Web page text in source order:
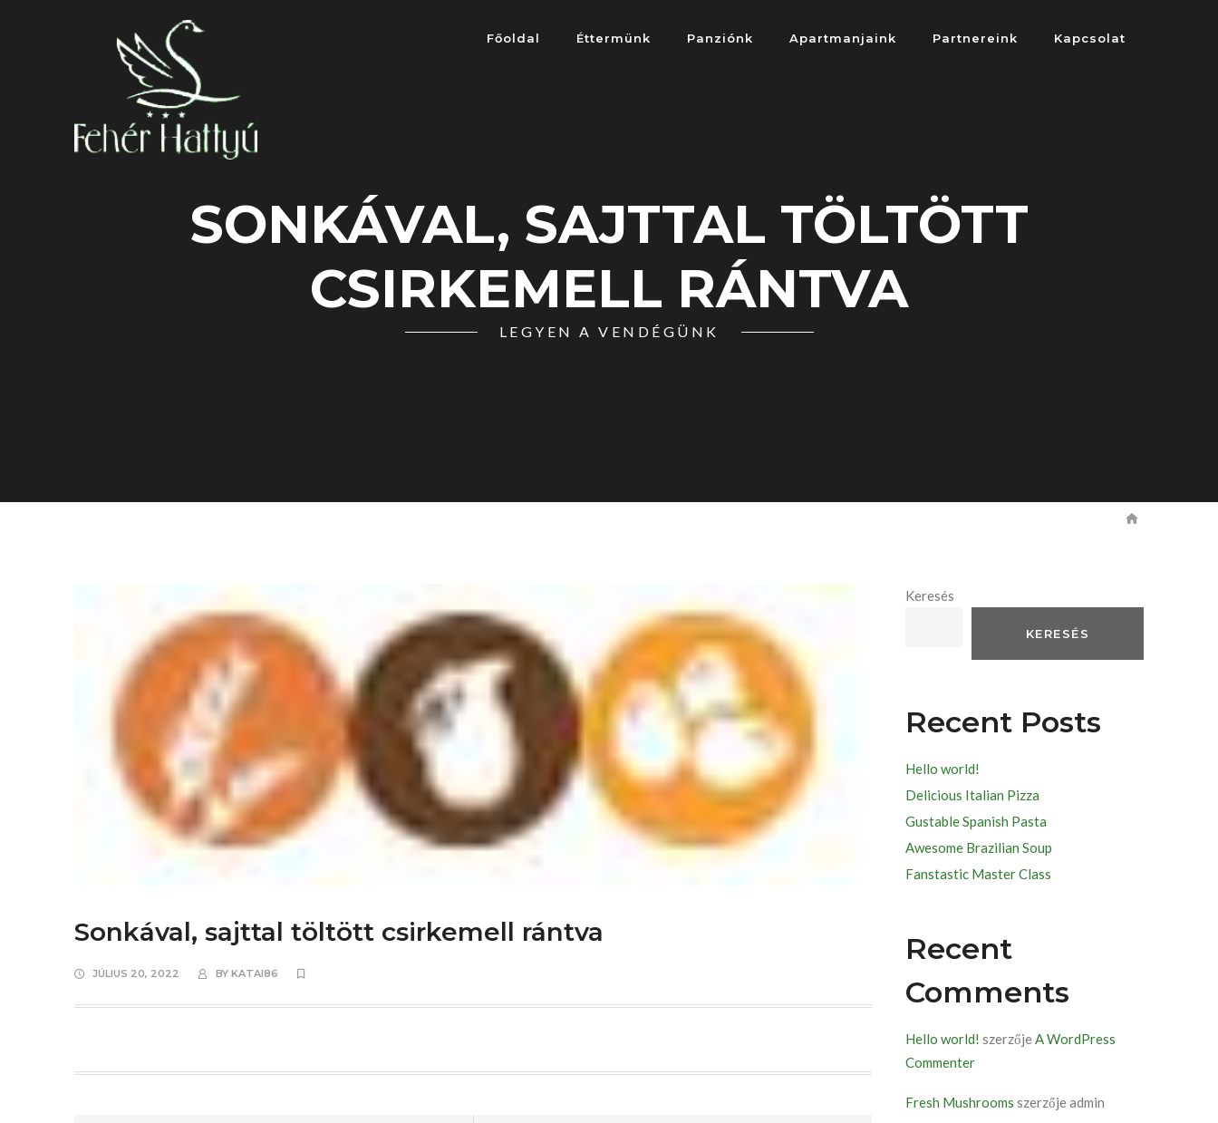
Főoldal Éttermünk Panziónk Apartmanjaink Partnereink Kapcsolat
SONKÁVAL, SAJTTAL TÖLTÖTT
CSIRKEMELL RÁNTVA
LEGYEN A VENDÉGÜNK
Sonkával, sajttal töltött csirkemell rántva
JÚLIUS 20, 2022 BY KATAI86
Keresés
KERESÉS
Recent Posts
Hello world!
Delicious Italian Pizza
Gustable Spanish Pasta
Awesome Brazilian Soup
Fanstastic Master Class
Recent
Comments
Hello world! szerzője A WordPress
Commenter
Fresh Mushrooms szerzőjeadmin